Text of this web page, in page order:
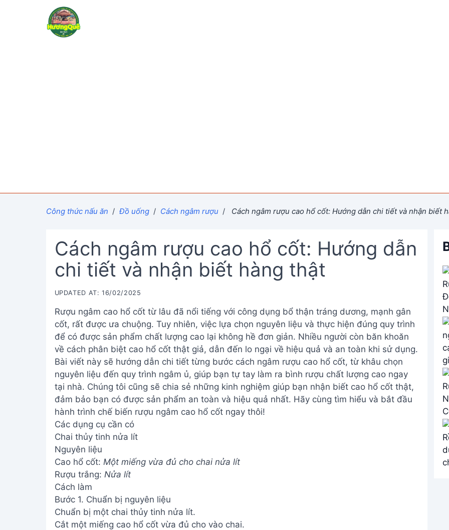
Công thức nấu ăn / Đồ uống / Cách ngâm rượu / Cách ngâm rượu cao hổ cốt: Hướng dẫn chi tiết và nhận biết
Cách ngâm rượu cao hổ cốt: Hướng dẫn
chi tiết và nhận biết hàng thật
UPDATED AT: 16/02/2025
Rượu ngâm cao hổ cốt từ lâu đã nổi tiếng với công dụng bổ thận tráng dương, mạnh gân
cốt, rất được ưa chuộng. Tuy nhiên, việc lựa chọn nguyên liệu và thực hiện đúng quy trình
để có được sản phẩm chất lượng cao lại không hề đơn giản. Nhiều người còn băn khoăn
về cách phân biệt cao hổ cốt thật giả, dẫn đến lo ngại về hiệu quả và an toàn khi sử dụng.
Bài viết này sẽ hướng dẫn chi tiết từng bước cách ngâm rượu cao hổ cốt, từ khâu chọn
nguyên liệu đến quy trình ngâm ủ, giúp bạn tự tay làm ra bình rượu chất lượng cao ngay
tại nhà. Chúng tôi cũng sẽ chia sẻ những kinh nghiệm giúp bạn nhận biết cao hổ cốt thật,
đảm bảo bạn có được sản phẩm an toàn và hiệu quả nhất. Hãy cùng tìm hiểu và bắt đầu
hành trình chế biến rượu ngâm cao hổ cốt ngay thôi!
Các dụng cụ cần có
Chai thủy tinh nửa lít
Nguyên liệu
Cao hổ cốt: Một miếng vừa đủ cho chai nửa lít
Rượu trắng: Nửa lít
Cách làm
Bước 1. Chuẩn bị nguyên liệu
Chuẩn bị một chai thủy tinh nửa lít.
Cắt một miếng cao hổ cốt vừa đủ cho vào chai.